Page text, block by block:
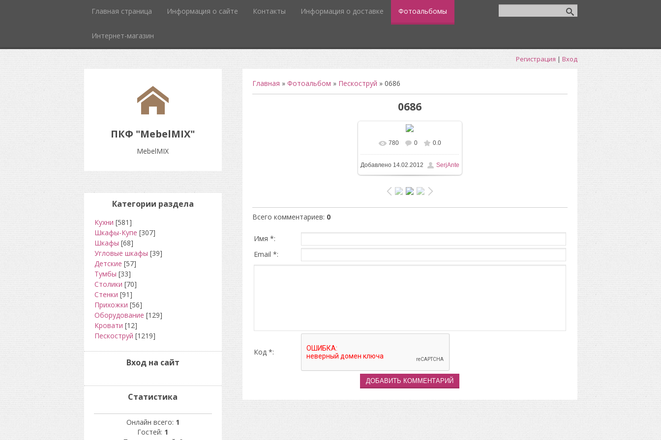
Главная страница Информация о сайте Контакты Информация о доставке Фотоальбомы
Интернет-магазин
Регистрация | Вход
ПКФ "MebelMIX"
MebelMIX
Главная » Фотоальбом » Пескоструй » 0686
0686
В реальном размере
496x732/ 12.6Kb
780 0 0.0
Добавлено14.02.2012 SerjAnte
Всего комментариев: 0
Имя *:
Email *:
Код *:
Категории раздела
Кухни [581]
Шкафы-Купе [307]
Шкафы [68]
Угловые шкафы [39]
Детские [57]
Тумбы [33]
Столики [70]
Стенки [91]
Прихожки [56]
Оборудование [129]
Кровати [12]
Пескоструй [1219]
Вход на сайт
Статистика
Онлайн всего: 1
Гостей: 1